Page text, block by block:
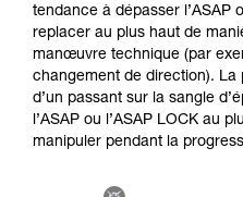
tendance à dépasser l’ASAP
replacer au plus haut de
manœuvre technique (par
changement de direction). La
d’un passant sur la sangle
l’ASAP ou l’ASAP LOCK au
manipuler pendant la